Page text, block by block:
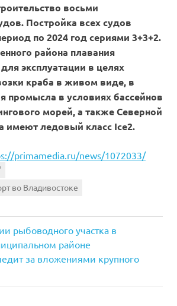
восьми
Постройка всех судов
по 2024 год сериями 3+3+2.
района плавания
эксплуатации в целях
краба в живом виде, в
промысла в условиях бассейнов
морей, а также Северной
имеют ледовый класс Ice2.
primamedia.ru/news/1072033/
во Владивостоке
рыбоводного участка в
районе
за вложениями крупного